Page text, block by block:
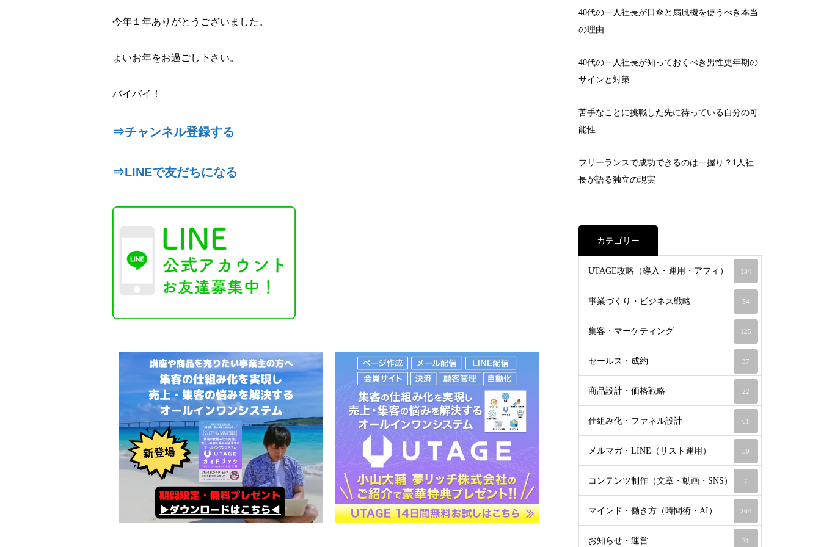
今年１年ありがとうございました。
よいお年をお過ごし下さい。
バイバイ！
⇒チャンネル登録する
⇒LINEで友だちになる
40代の一人社長が日傘と扇風機を使うべき本当
の理由
40代の一人社長が知っておくべき男性更年期の
サインと対策
苦手なことに挑戦した先に待っている自分の可
能性
フリーランスで成功できるのは一握り？1人社
長が語る独立の現実
カテゴリー
UTAGE攻略（導入・運用・アフィ） 134
事業づくり・ビジネス戦略 54
集客・マーケティング 125
セールス・成約 37
商品設計・価格戦略 22
仕組み化・ファネル設計 61
メルマガ・LINE（リスト運用） 50
コンテンツ制作（文章・動画・SNS） 7
マインド・働き方（時間術・AI） 264
お知らせ・運営 21